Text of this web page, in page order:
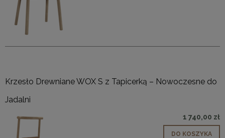
Krzesło Drewniane WOX S z Tapicerką – Nowoczesne do
Jadalni
1 740,00 zł
DO KOSZYKA